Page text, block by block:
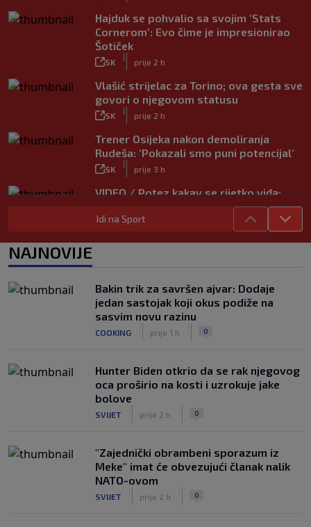
Hajduk se pohvalio sa svojim ‘Stats
Cornerom’: Evo čime je impresionirao
Šotiček
SK
|
prije 2 h
Vlašić strijelac za Torino; ova gesta sve
govori o njegovom statusu
SK
|
prije 2 h
Trener Osijeka nakon demoliranja
Rudeša: ‘Pokazali smo puni potencijal’
SK
|
prije 3 h
VIDEO / Potez kakav se rijetko viđa:
Kada pomoć nije stigla, na rukama je
iznio suigrača u bolovima
SK prije 5 h
Dinamo u finalu Ramljaka! Sutra protiv
Ajaxa na glavnom terenu Maksimira
|
prije 4 h
Idi na Sport
NAJNOVIJE
Bakin trik za savršen ajvar: Dodaje
jedan sastojak koji okus podiže na
sasvim novu razinu
COOKING prije 1 h 0
Hunter Biden otkrio da se rak njegovog
oca proširio na kosti i uzrokuje jake
bolove
SVIJET prije 2 h 0
"Zajednički obrambeni sporazum iz
Meke" imat će obvezujući članak nalik
NATO-ovom
SVIJET prije 2 h 0